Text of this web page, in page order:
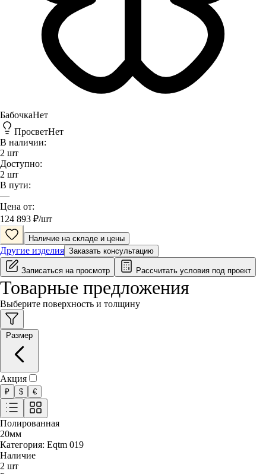
БабочкаНет
ПросветНет
В наличии:
2 шт
Доступно:
2 шт
В пути:
—
Цена от:
124 893 ₽/шт
Наличие на складе и цены
Другие изделия Заказать консультацию
Записаться на просмотр Рассчитать условия под проект
Товарные предложения
Выберите поверхность и толщину
Акция
₽ $ €
Полированная
20мм
Категория: Eqtm 019
Наличие
2 шт